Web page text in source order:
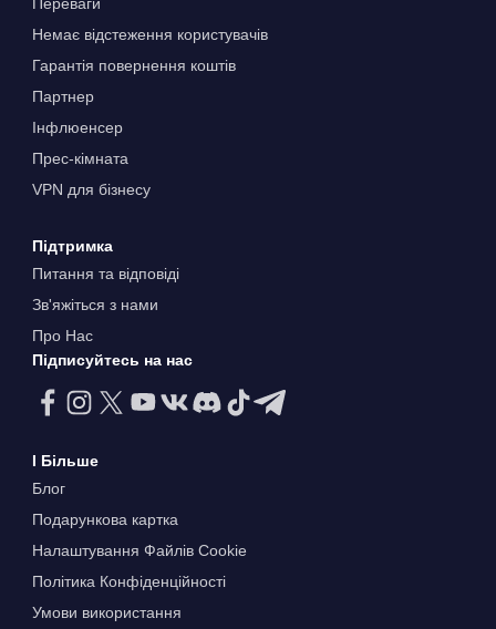
Переваги
Немає відстеження користувачів
Гарантія повернення коштів
Партнер
Інфлюенсер
Прес-кімната
VPN для бізнесу
Підтримка
Питання та відповіді
Зв'яжіться з нами
Про Нас
Підписуйтесь на нас
І Більше
Блог
Подарункова картка
Налаштування Файлів Сookie
Політика Конфіденційності
Умови використання